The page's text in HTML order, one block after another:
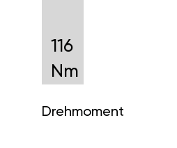
116
Nm
Drehmoment